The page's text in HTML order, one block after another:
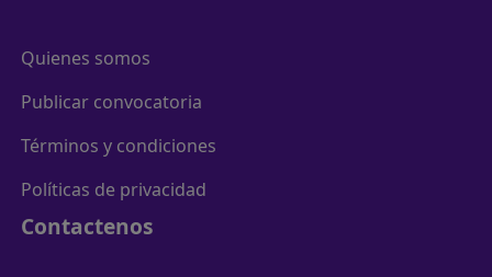
Quienes somos
Publicar convocatoria
Términos y condiciones
Políticas de privacidad
Contactenos